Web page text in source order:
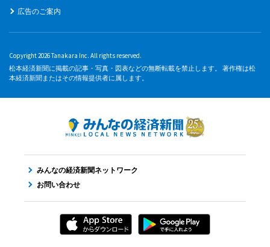
広告のご案内
Copyright 2026 Tanakara Inc. All rights reserved.
松本経済新聞に掲載の記事・写真・図表などの無断転載を禁止します。 著作権は松
本経済新聞またはその情報提供者に属します。
みんなの経済新聞ネットワーク
お問い合わせ